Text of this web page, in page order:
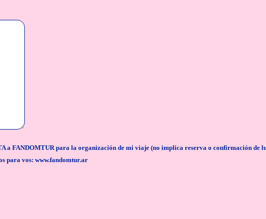
a FANDOMTUR para la organización de mi viaje (no implica reserva o confirmación de
para vos: www.fandomtur.ar